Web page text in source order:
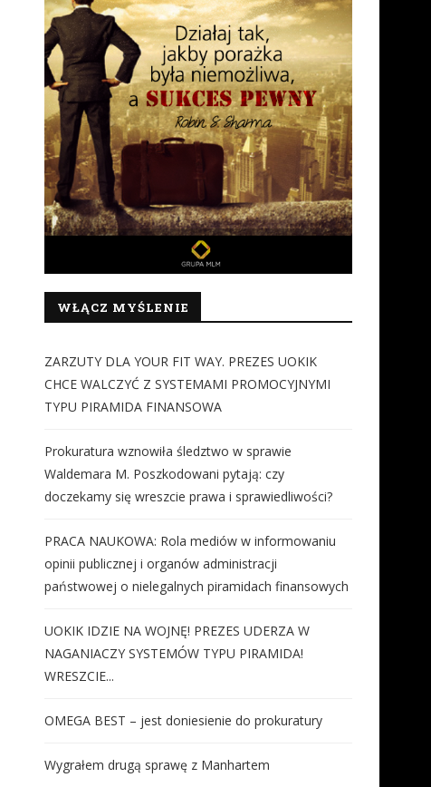
WŁĄCZ MYŚLENIE
ZARZUTY DLA YOUR FIT WAY. PREZES UOKIK
CHCE WALCZYĆ Z SYSTEMAMI PROMOCYJNYMI
TYPU PIRAMIDA FINANSOWA
Prokuratura wznowiła śledztwo w sprawie
Waldemara M. Poszkodowani pytają: czy
doczekamy się wreszcie prawa i sprawiedliwości?
PRACA NAUKOWA: Rola mediów w informowaniu
opinii publicznej i organów administracji
państwowej o nielegalnych piramidach finansowych
UOKIK IDZIE NA WOJNĘ! PREZES UDERZA W
NAGANIACZY SYSTEMÓW TYPU PIRAMIDA!
WRESZCIE...
OMEGA BEST – jest doniesienie do prokuratury
Wygrałem drugą sprawę z Manhartem